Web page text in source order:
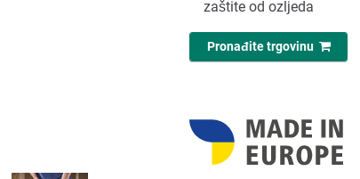
zaštite od ozljeda
Pronađite trgovinu